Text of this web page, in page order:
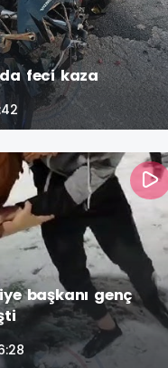
feci kaza
başkanı genç